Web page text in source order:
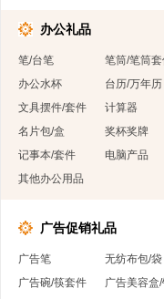
办公礼品
笔/台笔
笔筒/笔筒
办公水杯
台历/万年历
文具摆件/套件
计算器
名片包/盒
奖杯奖牌
记事本/套件
电脑产品
其他办公用品
广告促销礼品
广告笔
无纺布包/袋
广告碗/筷套件
广告美容盒